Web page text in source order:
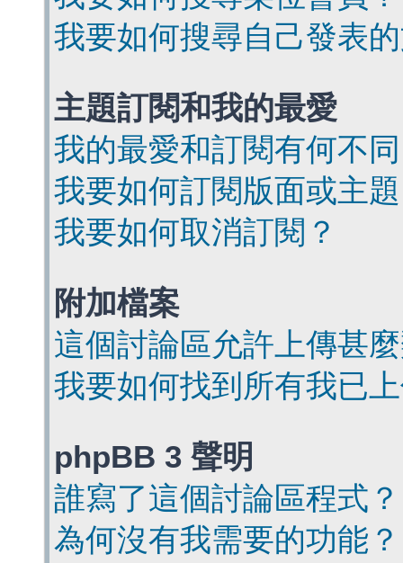
我要如何搜尋自己發表
主題訂閱和我的最愛
我的最愛和訂閱有何不
我要如何訂閱版面或主
我要如何取消訂閱？
附加檔案
這個討論區允許上傳甚
我要如何找到所有我已
phpBB 3 聲明
誰寫了這個討論區程式？
為何沒有我需要的功能？